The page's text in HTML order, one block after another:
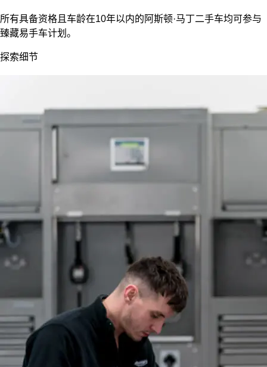
所有具备资格且车龄在10年以内的阿斯顿·马丁二手车均可参与
臻藏易手车计划。
探索细节